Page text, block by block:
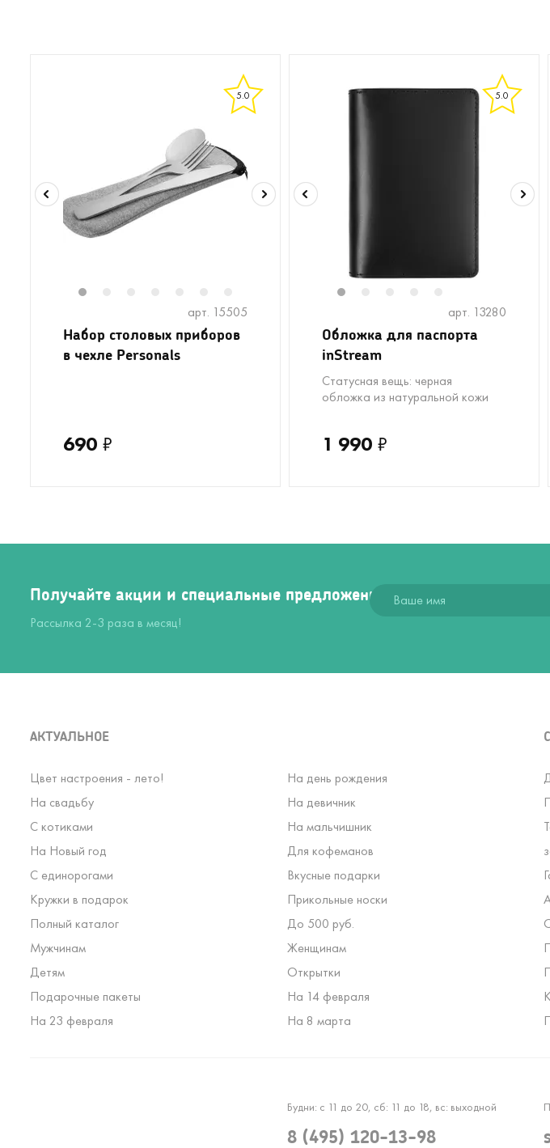
5.0
арт. 15505
Набор столовых приборов
в чехле Personals
690 ₽
5.0
арт. 13280
Обложка для паспорта
inStream
Статусная вещь: черная
обложка из натуральной кожи
1 990 ₽
Получайте акции и специальные предложения
Рассылка 2-3 раза в месяц!
АКТУАЛЬНОЕ
Цвет настроения - лето!
На день рождения
На свадьбу
На девичник
С котиками
На мальчишник
На Новый год
Для кофеманов
С единорогами
Вкусные подарки
Кружки в подарок
Прикольные носки
Полный каталог
До 500 руб.
Мужчинам
Женщинам
Детям
Открытки
Подарочные пакеты
На 14 февраля
На 23 февраля
На 8 марта
Будни: с 11 до 20, сб: 11 до 18, вс: выходной
8 (495) 120-13-98